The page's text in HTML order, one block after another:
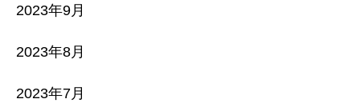
2023年9月
2023年8月
2023年7月